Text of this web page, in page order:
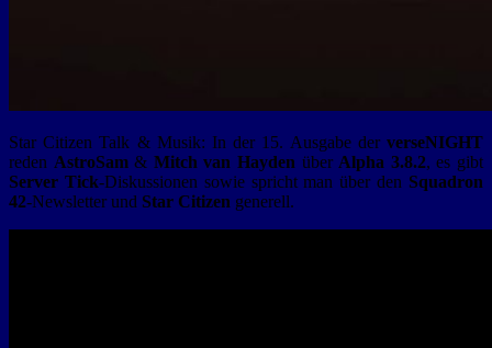
Star Citizen Talk & Musik: In der 15. Ausgabe der verseNIGHT
reden Astro­Sam& Mitch van Hayden über Alpha 3.8.2, es gibt
Server Tick-Diskussionen sowie spricht man über den Squadron
42-Newsletter und Star Citizen generell.